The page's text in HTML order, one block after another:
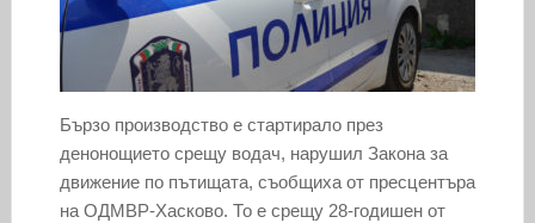
Бързо производство е стартирало през
денонощието срещу водач, нарушил Закона за
движение по пътищата, съобщиха от пресцентъра
на ОДМВР-Хасково. То е срещу 28-годишен от